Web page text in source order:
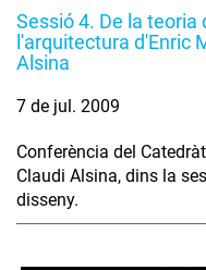
Sessió 4. De la teoria
l'arquitectura d'Enric
Alsina
7 de jul. 2009
Conferència del
Claudi Alsina, dins la
disseny.